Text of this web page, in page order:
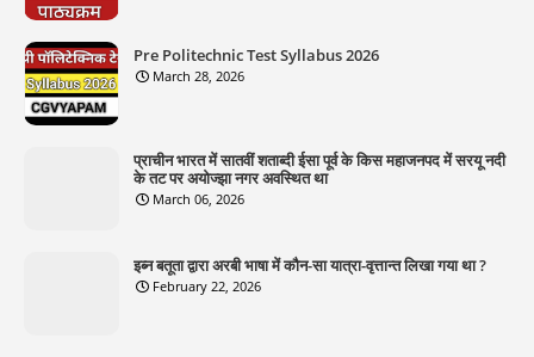
Pre Politechnic Test Syllabus 2026
March 28, 2026
प्राचीन भारत में सातवीं शताब्दी ईसा पूर्व के किस महाजनपद में सरयू नदी
के तट पर अयोज्झा नगर अवस्थित था
March 06, 2026
इब्न बतूता द्वारा अरबी भाषा में कौन-सा यात्रा-वृत्तान्त लिखा गया था ?
February 22, 2026